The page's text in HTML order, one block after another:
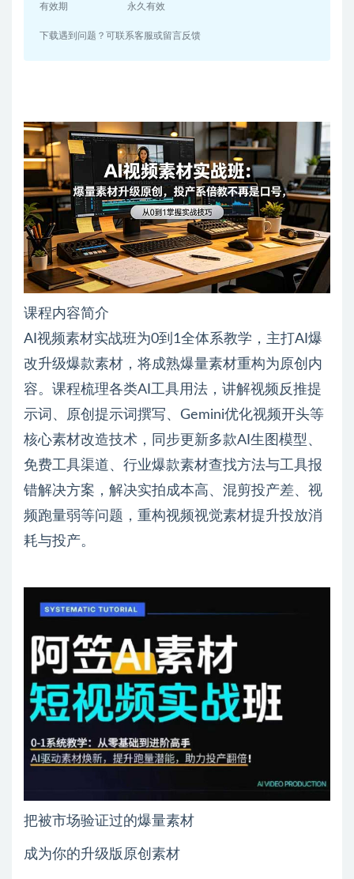
有效期 永久有效
下载遇到问题？可联系客服或留言反馈
课程内容简介
AI视频素材实战班为0到1全体系教学，主打AI爆
改升级爆款素材，将成熟爆量素材重构为原创内
容。课程梳理各类AI工具用法，讲解视频反推提
示词、原创提示词撰写、Gemini优化视频开头等
核心素材改造技术，同步更新多款AI生图模型、
免费工具渠道、行业爆款素材查找方法与工具报
错解决方案，解决实拍成本高、混剪投产差、视
频跑量弱等问题，重构视频视觉素材提升投放消
耗与投产。
把被市场验证过的爆量素材
成为你的升级版原创素材